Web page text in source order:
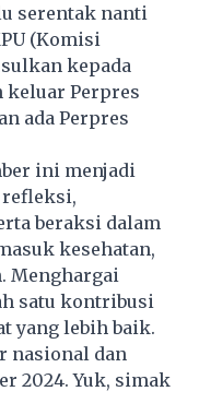
serentak nanti
(Komisi
kepada
keluar Perpres
ada Perpres
ini menjadi
beraksi dalam
kesehatan,
Menghargai
satu kontribusi
yang lebih baik.
nasional dan
2024. Yuk, simak